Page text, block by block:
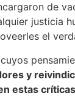
de
justicia
el
y
estas